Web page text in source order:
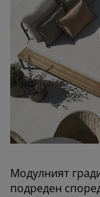
Модулният
подреден